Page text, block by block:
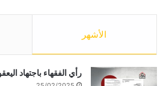
الأشهر
رأي الفقهاء باجتهاد